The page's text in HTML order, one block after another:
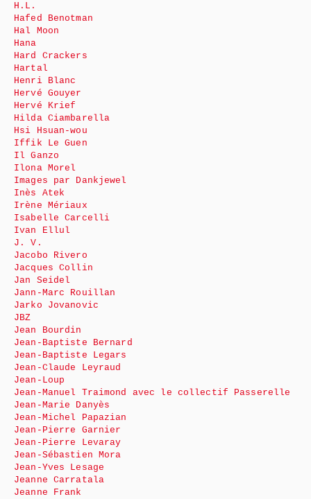
H.L.
Hafed Benotman
Hal Moon
Hana
Hard Crackers
Hartal
Henri Blanc
Hervé Gouyer
Hervé Krief
Hilda Ciambarella
Hsi Hsuan-wou
Iffik Le Guen
Il Ganzo
Ilona Morel
Images par Dankjewel
Inès Atek
Irène Mériaux
Isabelle Carcelli
Ivan Ellul
J. V.
Jacobo Rivero
Jacques Collin
Jan Seidel
Jann-Marc Rouillan
Jarko Jovanovic
JBZ
Jean Bourdin
Jean-Baptiste Bernard
Jean-Baptiste Legars
Jean-Claude Leyraud
Jean-Loup
Jean-Manuel Traimond avec le collectif Passerelle
Jean-Marie Danyès
Jean-Michel Papazian
Jean-Pierre Garnier
Jean-Pierre Levaray
Jean-Sébastien Mora
Jean-Yves Lesage
Jeanne Carratala
Jeanne Frank